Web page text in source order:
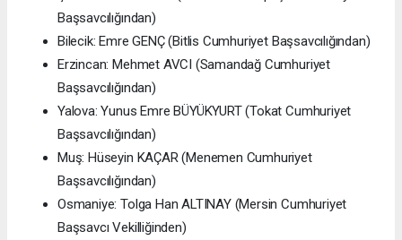
Başsavcılığından)
Bilecik: Emre GENÇ (Bitlis Cumhuriyet Başsavcılığından)
Erzincan: Mehmet AVCI (Samandağ Cumhuriyet
Başsavcılığından)
Yalova: Yunus Emre BÜYÜKYURT (Tokat Cumhuriyet
Başsavcılığından)
Muş: Hüseyin KAÇAR (Menemen Cumhuriyet
Başsavcılığından)
Osmaniye: Tolga Han ALTINAY (Mersin Cumhuriyet
Başsavcı Vekilliğinden)